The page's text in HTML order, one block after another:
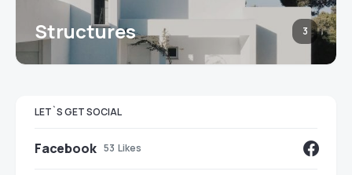
Structures 3
LET`S GET SOCIAL
Facebook 53 Likes